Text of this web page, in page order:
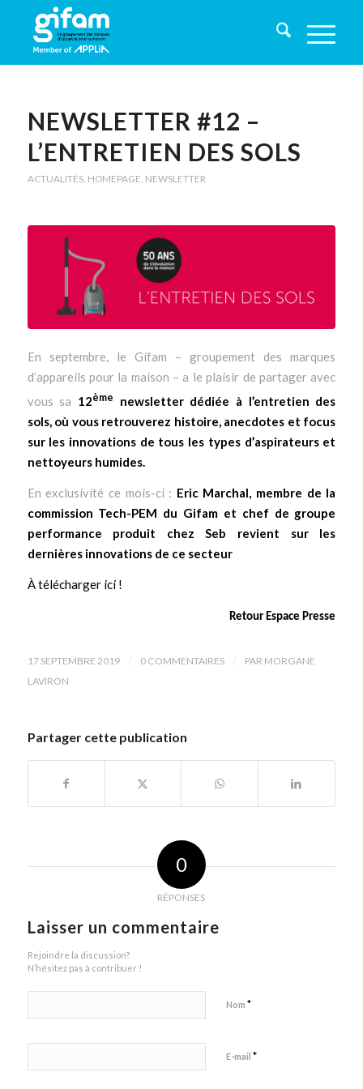
NEWSLETTER #12 –
L’ENTRETIEN DES SOLS
ACTUALITÉS, HOMEPAGE, NEWSLETTER
En septembre, le Gifam – groupement des marques
d’appareils pour la maison – a le plaisir de partager avec
vous sa 12ème
newsletter dédiée à l’entretien des
sols, où vous retrouverez histoire, anecdotes et focus
sur les innovations de tous les types d’aspirateurs et
nettoyeurs humides.
En exclusivité ce mois-ci : Eric Marchal, membre de la
commission Tech-PEM du Gifam et chef de groupe
performance produit chez Seb revient sur les
dernières innovations de ce secteur
À télécharger ici !
Retour Espace Presse
17 SEPTEMBRE 2019 0 COMMENTAIRES PAR MORGANE
LAVIRON
Partager cette publication
0
RÉPONSES
Laisser un commentaire
Rejoindre la discussion?
N’hésitez pas à contribuer !
Nom *
E-mail *